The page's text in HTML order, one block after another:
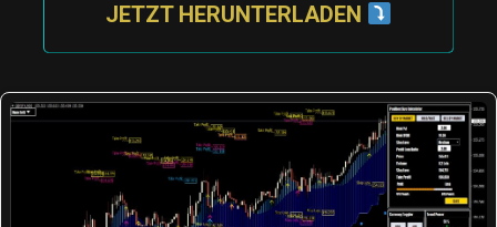
JETZT HERUNTERLADEN